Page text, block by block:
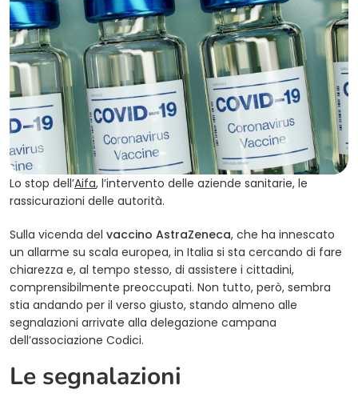
Lo stop dell’Aifa(opens in a new tab)
, l’intervento delle aziende sanitarie, le
rassicurazioni delle autorità.
Sulla vicenda del vaccino AstraZeneca, che ha innescato
un allarme su scala europea, in Italia si sta cercando di fare
chiarezza e, al tempo stesso, di assistere i cittadini,
comprensibilmente preoccupati. Non tutto, però, sembra
stia andando per il verso giusto, stando almeno alle
segnalazioni arrivate alla delegazione campana
dell’associazione Codici.
Le segnalazioni